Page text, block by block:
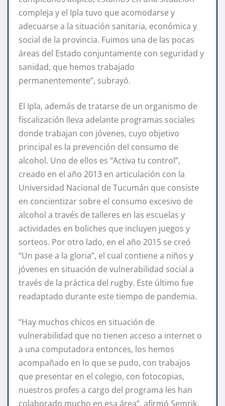
compleja y el Ipla tuvo que acomodarse y
adecuarse a la situación sanitaria, económica y
social de la provincia. Fuimos una de las pocas
áreas del Estado conjuntamente con seguridad y
sanidad, que hemos trabajado
permanentemente”, subrayó.
El Ipla, además de tratarse de un organismo de
fiscalización lleva adelante programas sociales
donde trabajan con jóvenes, cuyo objetivo
principal es la prevención del consumo de
alcohol. Uno de ellos es “Activa tu control”,
creado en el año 2013 en articulación con la
Universidad Nacional de Tucumán que consiste
en concientizar sobre el consumo excesivo de
alcohol a través de talleres en las escuelas y
actividades en boliches que incluyen juegos y
sorteos. Por otro lado, en el año 2015 se creó
“Un pase a la gloria”, el cual contiene a niños y
jóvenes en situación de vulnerabilidad social a
través de la práctica del rugby. Este último fue
readaptado durante este tiempo de pandemia.
“Hay muchos chicos en situación de
vulnerabilidad que no tienen acceso a internet o
a una computadora entonces, los hemos
acompañado en lo que se pudo, con trabajos
que presentar en el colegio, con fotocopias,
nuestros profes a cargo del programa les han
colaborado mucho en esa área”, afirmó Semrik.